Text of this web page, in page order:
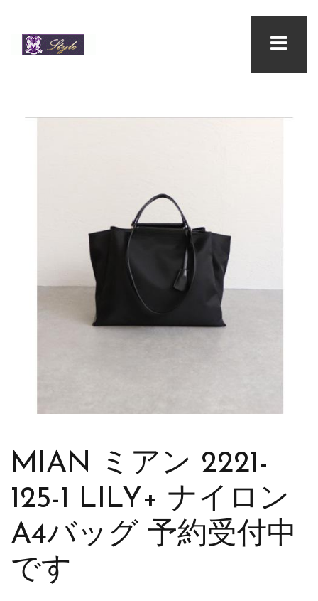
MIAN ミアン 2221-
125-1 LILY+ ナイロン
A4バッグ 予約受付中
です